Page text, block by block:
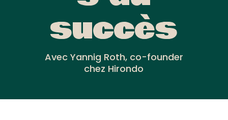
succès
Avec Yannig Roth, co-founder
chez Hirondo